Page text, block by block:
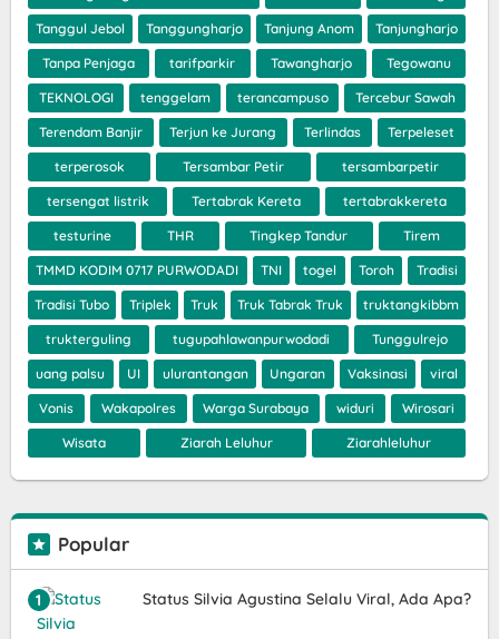
Tanggul Jebol Tanggungharjo Tanjung Anom Tanjungharjo
Tanpa Penjaga tarifparkir Tawangharjo Tegowanu
TEKNOLOGI tenggelam terancampuso Tercebur Sawah
Terendam Banjir Terjun ke Jurang Terlindas Terpeleset
terperosok Tersambar Petir tersambarpetir
tersengat listrik Tertabrak Kereta tertabrakkereta
testurine THR Tingkep Tandur Tirem
TMMD KODIM 0717 PURWODADI TNI togel Toroh Tradisi
Tradisi Tubo Triplek Truk Truk Tabrak Truk truktangkibbm
trukterguling tugupahlawanpurwodadi Tunggulrejo
uang palsu UI ulurantangan Ungaran Vaksinasi viral
Vonis Wakapolres Warga Surabaya widuri Wirosari
Wisata Ziarah Leluhur Ziarahleluhur
Popular
Status Silvia Agustina Selalu Viral, Ada Apa?